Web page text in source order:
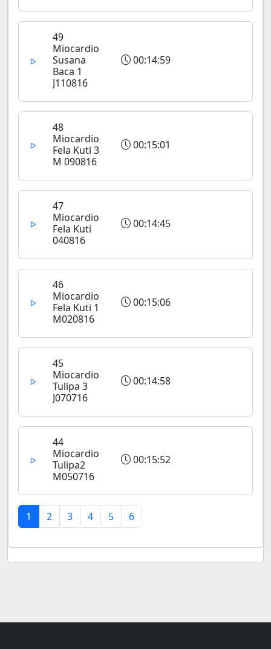
49
Miocardio
Susana
Baca 1
J110816
00:14:59
48
Miocardio
Fela Kuti 3
M 090816
00:15:01
47
Miocardio
Fela Kuti
040816
00:14:45
46
Miocardio
Fela Kuti 1
M020816
00:15:06
45
Miocardio
Tulipa 3
J070716
00:14:58
44
Miocardio
Tulipa2
M050716
00:15:52
1 2 3 4 5 6